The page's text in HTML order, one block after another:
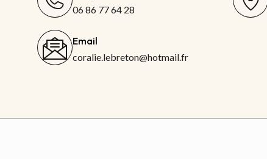
06 86 77 64 28
Email
coralie.lebreton@hotmail.fr